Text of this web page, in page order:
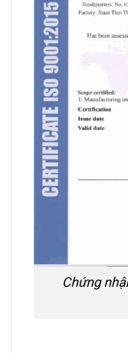
Chứng